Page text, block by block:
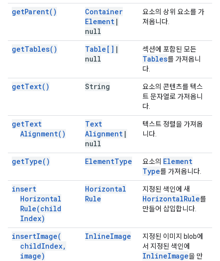
getParent( )
Container
Element |
null
요소의 상위 요소를 가
져옵니다.
getTables( ) Table[] |
null
섹션에 포함된 모든
Tables를 가져옵니
다.
getText( ) String
요소의 콘텐츠를 텍스
트 문자열로 가져옵니
다.
getText
Alignment( )
Text
Alignment |
null
텍스트 정렬을 가져옵
니다.
getType( ) ElementType 요소의 Element
Type를 가져옵니다.
insert
Horizontal
Rule(child
Index)
Horizontal
Rule
지정된 색인에 새
HorizontalRule를
만들어 삽입합니다.
insertImage(
childIndex,
image)
InlineImage
지정된 이미지 blob에
서 지정된 색인에
InlineImage을 만